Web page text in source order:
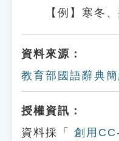
【例】寒冬
資料來源：
教育部國語辭典
授權資訊：
資料採「
創用